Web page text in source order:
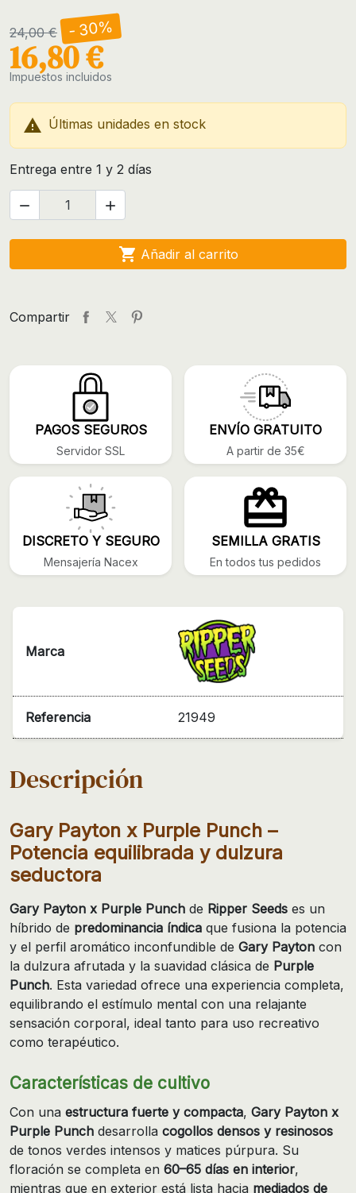
24,00 € - 30%
16,80 €
Impuestos incluidos
 Últimas unidades en stock
Entrega entre 1 y 2 días
 
 Añadir al carrito
Compartir
PAGOS SEGUROS
Servidor SSL
ENVÍO GRATUITO
A partir de 35€
DISCRETO Y SEGURO
Mensajería Nacex
SEMILLA GRATIS
En todos tus pedidos
Marca
Referencia 21949
Descripción
Gary Payton x Purple Punch –
Potencia equilibrada y dulzura
seductora
Gary Payton x Purple Punch de Ripper Seeds es un
híbrido de predominancia índica que fusiona la potencia
y el perfil aromático inconfundible de Gary Payton con
la dulzura afrutada y la suavidad clásica de Purple
Punch. Esta variedad ofrece una experiencia completa,
equilibrando el estímulo mental con una relajante
sensación corporal, ideal tanto para uso recreativo
como terapéutico.
Características de cultivo
Con una estructura fuerte y compacta, Gary Payton x
Purple Punch desarrolla cogollos densos y resinosos
de tonos verdes intensos y matices púrpura. Su
floración se completa en 60–65 días en interior,
mientras que en exterior está lista hacia mediados de